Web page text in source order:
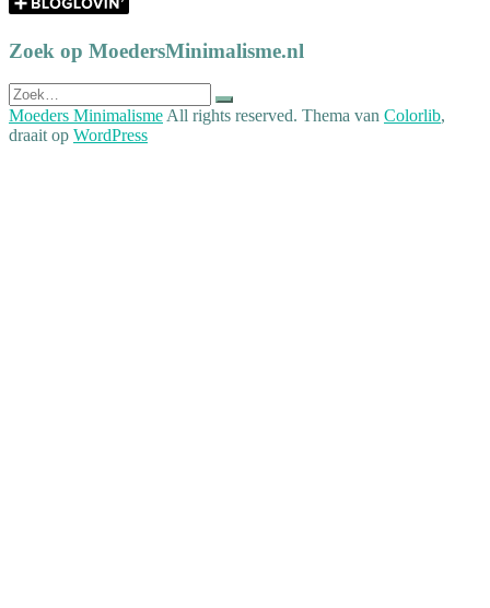
Zoek op MoedersMinimalisme.nl
Zoek
naar:
Moeders MinimalismeAll rights reserved. Thema van Colorlib,
draait op WordPress